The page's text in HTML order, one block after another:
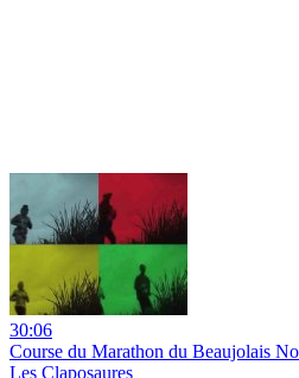
30:06
Course du Marathon du Beaujolais
Les Claposaures